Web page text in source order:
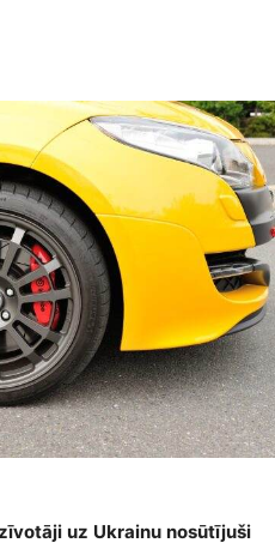
uz Ukrainu nosūtījuši